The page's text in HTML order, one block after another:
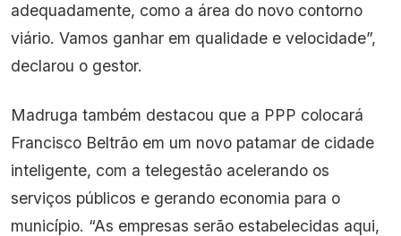
adequadamente, como a área do novo contorno
viário. Vamos ganhar em qualidade e velocidade”,
declarou o gestor.
Madruga também destacou que a PPP colocará
Francisco Beltrão em um novo patamar de cidade
inteligente, com a telegestão acelerando os
serviços públicos e gerando economia para o
município. “As empresas serão estabelecidas aqui,